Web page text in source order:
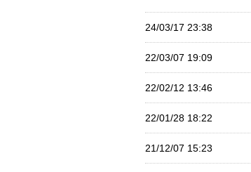
24/03/17 23:38
22/03/07 19:09
22/02/12 13:46
22/01/28 18:22
21/12/07 15:23